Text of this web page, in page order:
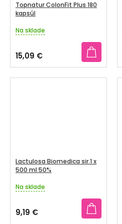
Topnatur ColonFit Plus 180
kapsúl
Priemerné
produktu
je
5,0
z
Na sklade
15,09 €
Lactulosa Biomedica sir.1 x
500 ml 50%
Priemerné
produktu
je
Na sklade
9,19 €